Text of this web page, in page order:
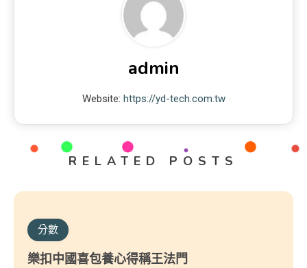
admin
Website: https://yd-tech.com.tw
RELATED POSTS
分數
樂扣中國喜包養心得稱王法門